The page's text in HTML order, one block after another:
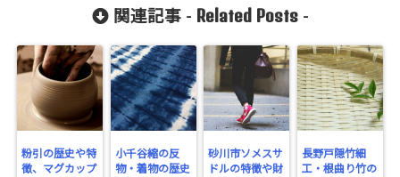
関連記事 - Related Posts-
粉引の歴史や特
徴、マグカップ
小千谷縮の反
物・着物の歴史
砂川市ソメスサ
ドルの特徴や財
長野戸隠竹細
工・根曲り竹の